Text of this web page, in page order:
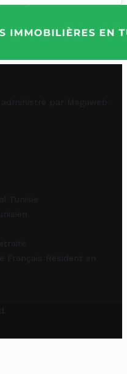
par Megaweb
Tunisie
Français Résident en